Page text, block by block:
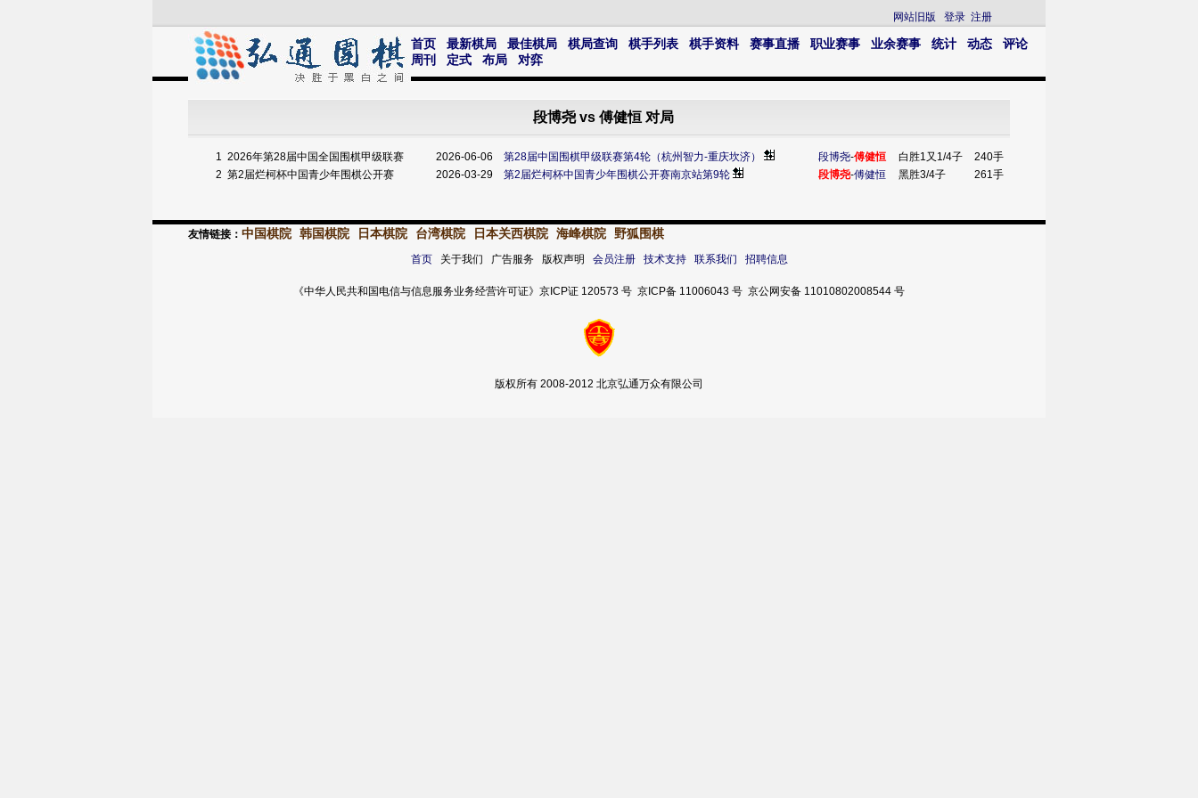
网站旧版 登录 注册
首页 最新棋局 最佳棋局 棋局查询 棋手列表 棋手资料 赛事直播 职业赛事 业余赛事 统计 动态
评论
周刊
定式 布局 对弈
段博尧 vs 傅健恒 对局
1 2026年第28届中国全国围棋甲级联赛 2026-06-06 第28届中国围棋甲级联赛第4轮（杭州智力-重庆坎济） 段博尧-傅健恒 白胜1又1/4子
240手
2 第2届烂柯杯中国青少年围棋公开赛 2026-03-29 第2届烂柯杯中国青少年围棋公开赛南京站第9轮 段博尧-傅健恒 黑胜3/4子 261手
友情链接： 中国棋院 韩国棋院 日本棋院 台湾棋院 日本关西棋院 海峰棋院 野狐围棋
首页关于我们 广告服务 版权声明 会员注册 技术支持 联系我们 招聘信息
《中华人民共和国电信与信息服务业务经营许可证》京ICP证 120573 号 京ICP备 11006043 号 京公网安备 11010802008544 号
版权所有 2008-2012 北京弘通万众有限公司